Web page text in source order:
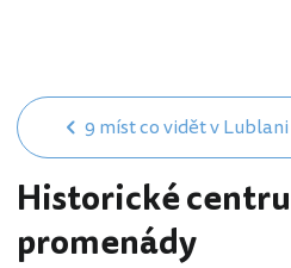
9 míst co vidět v Lublani
Historické
promenády